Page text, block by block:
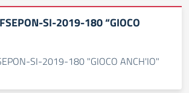
SI-2019-180 “GIOCO
SI-2019-180 "GIOCO ANCH'IO"